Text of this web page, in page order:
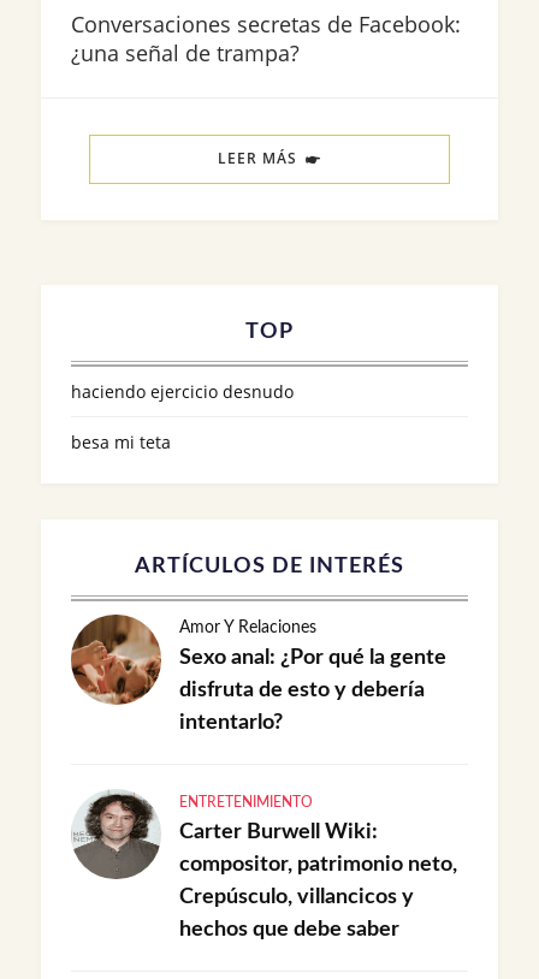
Conversaciones secretas de Facebook:
¿una señal de trampa?
LEER MÁS
TOP
haciendo ejercicio desnudo
besa mi teta
ARTÍCULOS DE INTERÉS
Amor Y Relaciones
Sexo anal: ¿Por qué la gente
disfruta de esto y debería
intentarlo?
ENTRETENIMIENTO
Carter Burwell Wiki:
compositor, patrimonio neto,
Crepúsculo, villancicos y
hechos que debe saber